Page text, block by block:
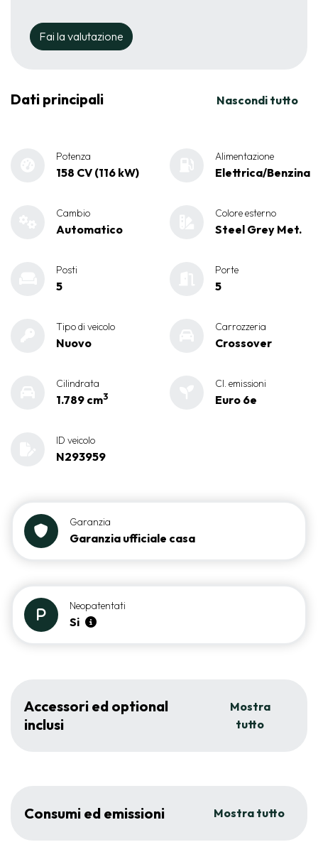
Fai la valutazione
Dati principali Nascondi tutto
Potenza
158 CV (116 kW)
Alimentazione
Elettrica/Benzina
Cambio
Automatico
Colore esterno
Steel Grey Met.
Posti
5
Porte
5
Tipo di veicolo
Nuovo
Carrozzeria
Crossover
Cilindrata
1.789 cm3
Cl. emissioni
Euro 6e
ID veicolo
N293959
Garanzia
Garanzia ufficiale casa
Neopatentati
Si
Accessori ed optional
inclusi
Mostra
tutto
Consumi ed emissioni Mostra tutto